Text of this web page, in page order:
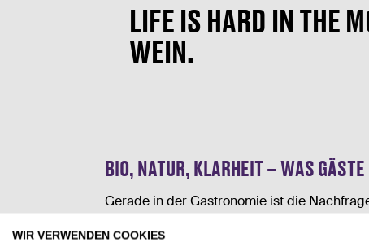
LIFE IS HARD IN THE
WEIN.
BIO, NATUR, KLARHEIT – WAS
Gerade in der Gastronomie ist die
Biowein folgt klaren EU-Richtlinien und
WIR VERWENDEN COOKIES